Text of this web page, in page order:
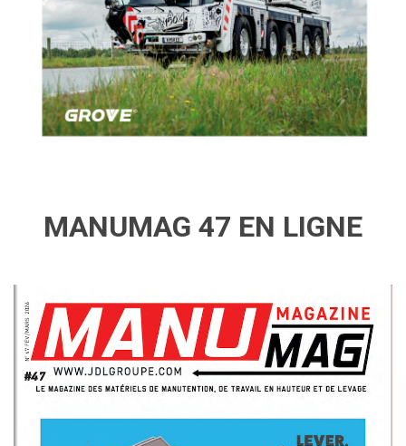
MANUMAG 47 EN LIGNE